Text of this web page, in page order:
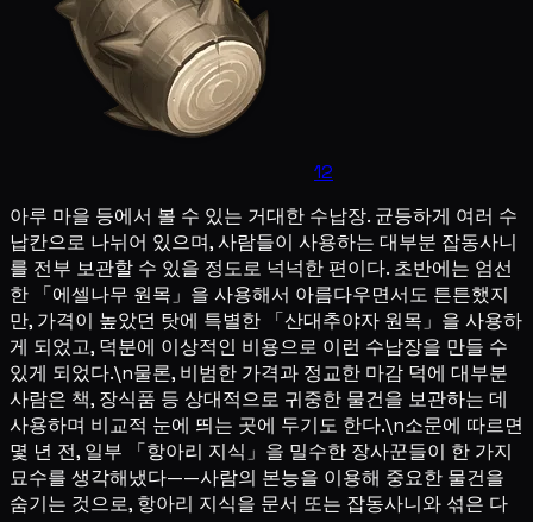
12
아루 마을 등에서 볼 수 있는 거대한 수납장. 균등하게 여러 수
납칸으로 나뉘어 있으며, 사람들이 사용하는 대부분 잡동사니
를 전부 보관할 수 있을 정도로 넉넉한 편이다. 초반에는 엄선
한 「에셀나무 원목」을 사용해서 아름다우면서도 튼튼했지
만, 가격이 높았던 탓에 특별한 「산대추야자 원목」을 사용하
게 되었고, 덕분에 이상적인 비용으로 이런 수납장을 만들 수
있게 되었다.\n물론, 비범한 가격과 정교한 마감 덕에 대부분
사람은 책, 장식품 등 상대적으로 귀중한 물건을 보관하는 데
사용하며 비교적 눈에 띄는 곳에 두기도 한다.\n소문에 따르면
몇 년 전, 일부 「항아리 지식」을 밀수한 장사꾼들이 한 가지
묘수를 생각해냈다——사람의 본능을 이용해 중요한 물건을
숨기는 것으로, 항아리 지식을 문서 또는 잡동사니와 섞은 다